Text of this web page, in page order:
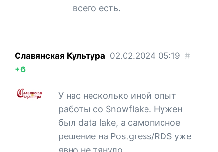
всего есть.
Славянская Культура 02.02.2024 05:19 #
+6
У нас несколько иной опыт
работы со Snowflake. Нужен
был data lake, а самописное
решение на Postgress/RDS уже
явно не тянуло.